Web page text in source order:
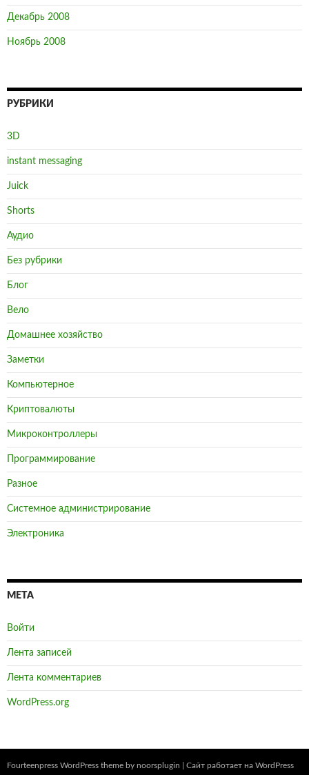
Декабрь 2008
Ноябрь 2008
РУБРИКИ
3D
instant messaging
Juick
Shorts
Аудио
Без рубрики
Блог
Вело
Домашнее хозяйство
Заметки
Компьютерное
Криптовалюты
Микроконтроллеры
Программирование
Разное
Системное администрирование
Электроника
МЕТА
Войти
Лента записей
Лента комментариев
WordPress.org
Fourteenpress WordPress theme by noorsplugin Сайт работает на WordPress